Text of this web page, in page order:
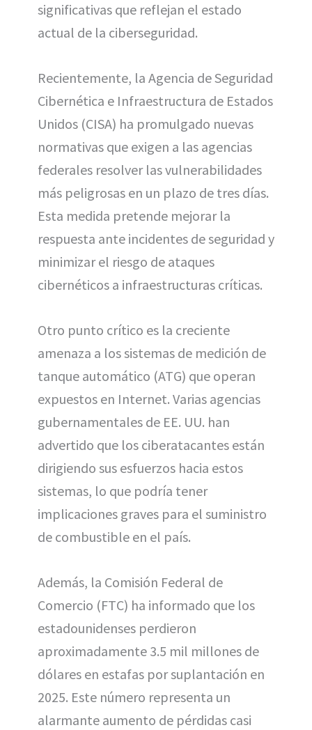
significativas que reflejan el estado
actual de la ciberseguridad.
Recientemente, la Agencia de Seguridad
Cibernética e Infraestructura de Estados
Unidos (CISA) ha promulgado nuevas
normativas que exigen a las agencias
federales resolver las vulnerabilidades
más peligrosas en un plazo de tres días.
Esta medida pretende mejorar la
respuesta ante incidentes de seguridad y
minimizar el riesgo de ataques
cibernéticos a infraestructuras críticas.
Otro punto crítico es la creciente
amenaza a los sistemas de medición de
tanque automático (ATG) que operan
expuestos en Internet. Varias agencias
gubernamentales de EE. UU. han
advertido que los ciberatacantes están
dirigiendo sus esfuerzos hacia estos
sistemas, lo que podría tener
implicaciones graves para el suministro
de combustible en el país.
Además, la Comisión Federal de
Comercio (FTC) ha informado que los
estadounidenses perdieron
aproximadamente 3.5 mil millones de
dólares en estafas por suplantación en
2025. Este número representa un
alarmante aumento de pérdidas casi